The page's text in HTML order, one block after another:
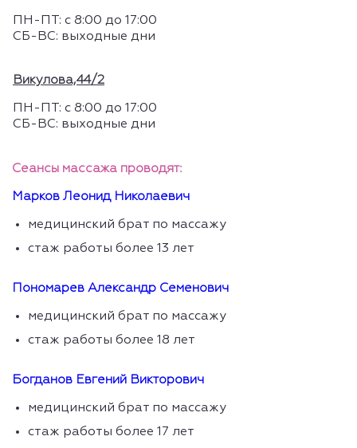
ПН-ПТ: с 8:00 до 17:00
СБ-ВС: выходные дни
Викулова,44/2
ПН-ПТ: с 8:00 до 17:00
СБ-ВС: выходные дни
Сеансы массажа проводят:
Марков Леонид Николаевич
медицинский брат по массажу
стаж работы более 13 лет
Пономарев Александр Семенович
медицинский брат по массажу
стаж работы более 18 лет
Богданов Евгений Викторович
медицинский брат по массажу
стаж работы более 17 лет